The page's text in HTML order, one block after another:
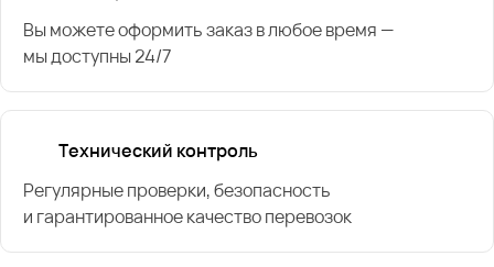
Вы можете оформить заказ в любое время —
мы доступны 24/7
Технический контроль
Регулярные проверки, безопасность
и гарантированное качество перевозок